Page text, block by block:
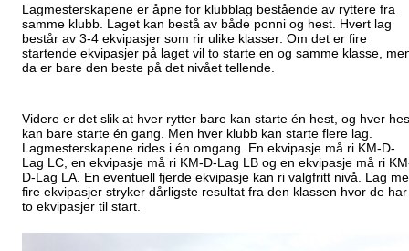
Lagmesterskapene er åpne for klubblag bestående av ryttere fra
samme klubb. Laget kan bestå av både ponni og hest. Hvert lag
består av 3-4 ekvipasjer som rir ulike klasser. Om det er fire
startende ekvipasjer på laget vil to starte en og samme klasse,
da er bare den beste på det nivået tellende.
Videre er det slik at hver rytter bare kan starte én hest, og hver
kan bare starte én gang. Men hver klubb kan starte flere lag.
Lagmesterskapene rides i én omgang. En ekvipasje må ri KM-D-
Lag LC, en ekvipasje må ri KM-D-Lag LB og en ekvipasje må ri
D-Lag LA. En eventuell fjerde ekvipasje kan ri valgfritt nivå. Lag
fire ekvipasjer stryker dårligste resultat fra den klassen hvor de har
to ekvipasjer til start.